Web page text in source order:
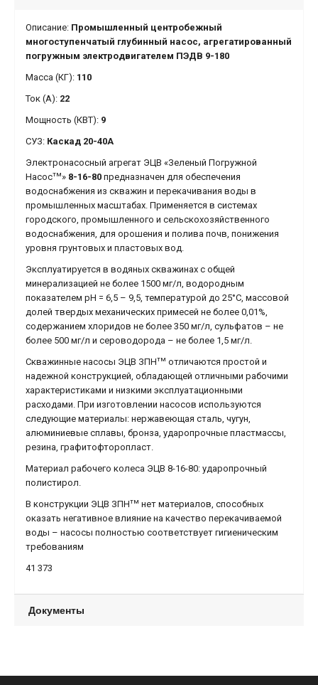
Описание: Промышленный центробежный
многоступенчатый глубинный насос, агрегатированный
погружным электродвигателем ПЭДВ 9-180
Масса (КГ): 110
Ток (А): 22
Мощность (КВТ): 9
СУЗ: Каскад 20-40А
Электронасосный агрегат ЭЦВ «Зеленый Погружной
Насостм» 8-16-80 предназначен для обеспечения
водоснабжения из скважин и перекачивания воды в
промышленных масштабах. Применяется в системах
городского, промышленного и сельскохозяйственного
водоснабжения, для орошения и полива почв, понижения
уровня грунтовых и пластовых вод.
Эксплуатируется в водяных скважинах с общей
минерализацией не более 1500 мг/л, водородным
показателем рН = 6,5 – 9,5, температурой до 25°С, массовой
долей твердых механических примесей не более 0,01%,
содержанием хлоридов не более 350 мг/л, сульфатов – не
более 500 мг/л и сероводорода – не более 1,5 мг/л.
Скважинные насосы ЭЦВ ЗПНтм отличаются простой и
надежной конструкцией, обладающей отличными рабочими
характеристиками и низкими эксплуатационными
расходами. При изготовлении насосов используются
следующие материалы: нержавеющая сталь, чугун,
алюминиевые сплавы, бронза, ударопрочные пластмассы,
резина, графитофторопласт.
Материал рабочего колеса ЭЦВ 8-16-80: ударопрочный
полистирол.
В конструкции ЭЦВ ЗПНтм нет материалов, способных
оказать негативное влияние на качество перекачиваемой
воды – насосы полностью соответствует гигиеническим
требованиям
41 373
Документы